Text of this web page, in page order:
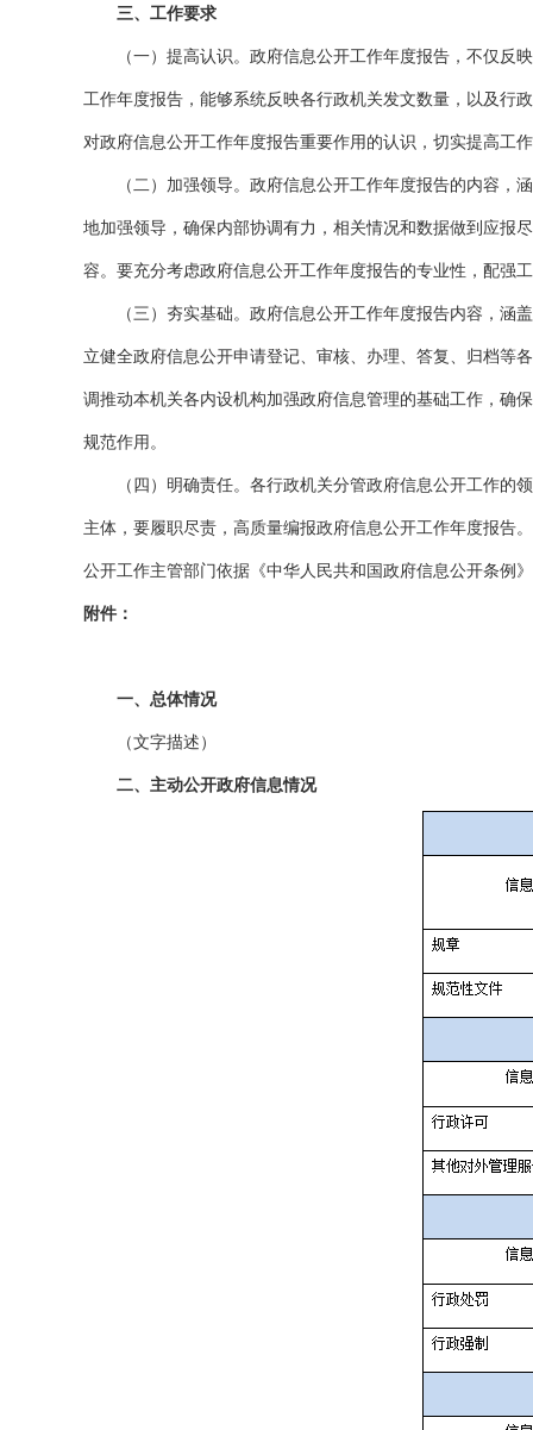
三、工作要求
（一）提高认识。政府信息公开工作年度报告，不仅反映
工作年度报告，能够系统反映各行政机关发文数量，以及行
对政府信息公开工作年度报告重要作用的认识，切实提高工
（二）加强领导。政府信息公开工作年度报告的内容，涵
地加强领导，确保内部协调有力，相关情况和数据做到应报
容。要充分考虑政府信息公开工作年度报告的专业性，配强
（三）夯实基础。政府信息公开工作年度报告内容，涵盖
立健全政府信息公开申请登记、审核、办理、答复、归档等
调推动本机关各内设机构加强政府信息管理的基础工作，确
规范作用。
（四）明确责任。各行政机关分管政府信息公开工作的领
主体，要履职尽责，高质量编报政府信息公开工作年度报告
公开工作主管部门依据《中华人民共和国政府信息公开条例
附件：
一、总体情况
（文字描述）
二、主动公开政府信息情况